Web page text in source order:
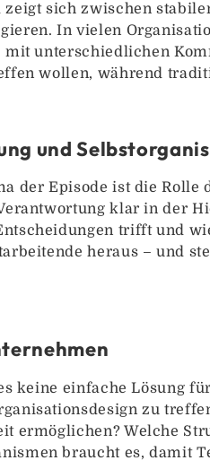
zeigt sich zwischen
In vielen
unterschiedlichen
wollen, während
und
der Episode ist die
klar in der
trifft und
heraus – und
keine einfache Lösung
zu
ermöglichen? Welche
braucht es, damit